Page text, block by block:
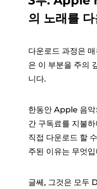
의 노래를
다운로드 과정은
은 이 부분을 주의
니다.
한동안 Apple 음악
간 구독료를 지불
직접 다운로드 할
주된 이유는 무엇
글쎄, 그것은 모